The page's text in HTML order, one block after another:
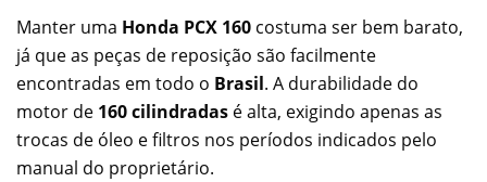
Manter uma Honda PCX 160 costuma ser bem barato,
já que as peças de reposição são facilmente
encontradas em todo o Brasil. A durabilidade do
motor de 160 cilindradas é alta, exigindo apenas as
trocas de óleo e filtros nos períodos indicados pelo
manual do proprietário.